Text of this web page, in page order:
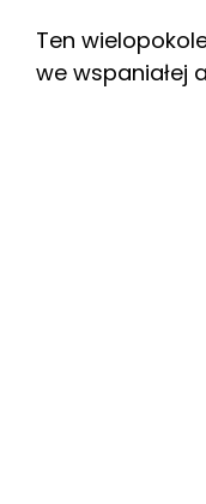
Ten
we wspaniałej